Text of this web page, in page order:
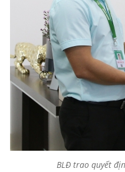
BLĐ trao quyết